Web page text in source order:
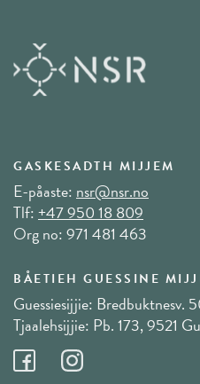
GASKESADTH MIJJEM
E-påaste: nsr@nsr.no
Tlf:+47 950 18 809
Org no: 971 481 463
BÅETIEH GUESSINE
Guessiesijjie: Bredbuktnesv.
Tjaalehsijjie: Pb. 173, 9521